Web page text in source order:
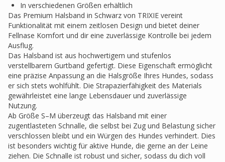
In verschiedenen Größen erhältlich
Das Premium Halsband in Schwarz von TRIXIE vereint
Funktionalität mit einem zeitlosen Design und bietet deiner
Fellnase Komfort und dir eine zuverlässige Kontrolle bei jedem
Ausflug.
Das Halsband ist aus hochwertigem und stufenlos
verstellbarem Gurtband gefertigt. Diese Eigenschaft ermöglicht
eine präzise Anpassung an die Halsgröße Ihres Hundes, sodass
er sich stets wohlfühlt. Die Strapazierfähigkeit des Materials
gewährleistet eine lange Lebensdauer und zuverlässige
Nutzung.
Ab Größe S–M überzeugt das Halsband mit einer
zugentlasteten Schnalle, die selbst bei Zug und Belastung sicher
verschlossen bleibt und ein Würgen des Hundes verhindert. Dies
ist besonders wichtig für aktive Hunde, die gerne an der Leine
ziehen. Die Schnalle ist robust und sicher, sodass du dich voll